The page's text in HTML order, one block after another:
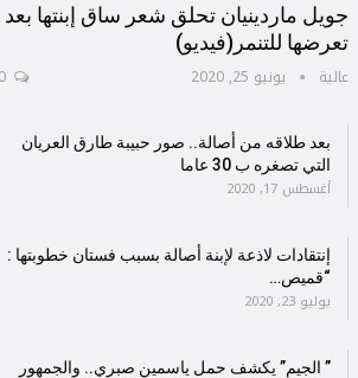
جويل ماردينيان تحلق شعر ساق إبنتها بعد
تعرضها للتنمر(فيديو)
عالية يونيو 25, 2020
بعد طلاقه من أصالة.. صور حبيبة طارق العريان
التي تصغره ب 30 عاما
أغسطس 17, 2020
إنتقادات لاذعة لإبنة أصالة بسبب فستان خطوبتها :
“قميص…
يوليو 23, 2020
” الجيم” يكشف حمل ياسمين صبري.. والجمهور